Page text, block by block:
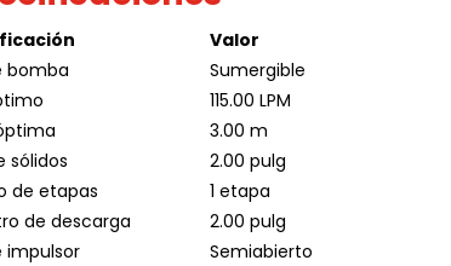
Valor
bomba
Sumergible
115.00 LPM
3.00 m
sólidos
2.00 pulg
de etapas
1 etapa
de descarga
2.00 pulg
impulsor
Semiabierto